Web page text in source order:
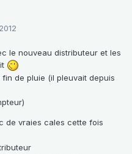
le nouveau distributeur et les
de pluie (il pleuvait depuis
de vraies cales cette fois